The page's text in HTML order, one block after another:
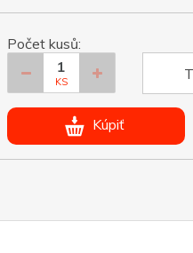
Počet kusů:
KS
Kúpiť